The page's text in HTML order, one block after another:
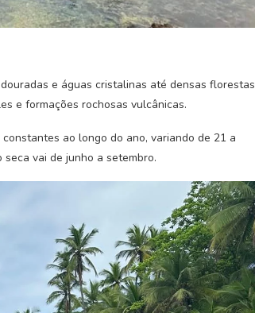
e águas cristalinas até densas florestas
e formações rochosas vulcânicas.
ao longo do ano, variando de 21 a
vai de junho a setembro.